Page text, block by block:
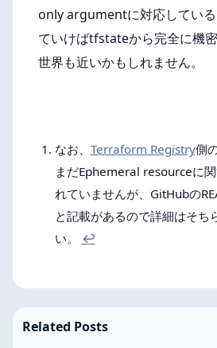
only argumentに対応してい
ていけばtfstateから完全に機
世界も近いかもしれません。
Footnotes
なお、 Terraform Registry側
まだEphemeral resourceに
れていませんが、GitHubの
と記載があるので詳細はそち
い。 ↩
Related Posts